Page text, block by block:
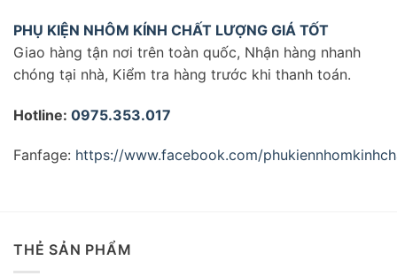
PHỤ KIỆN NHÔM KÍNH CHẤT LƯỢNG GIÁ TỐT
Giao hàng tận nơi trên toàn quốc, Nhận hàng nhanh
chóng tại nhà, Kiểm tra hàng trước khi thanh toán.
Hotline: 0975.353.017
Fanfage: https://www.facebook.com/
THẺ SẢN PHẨM